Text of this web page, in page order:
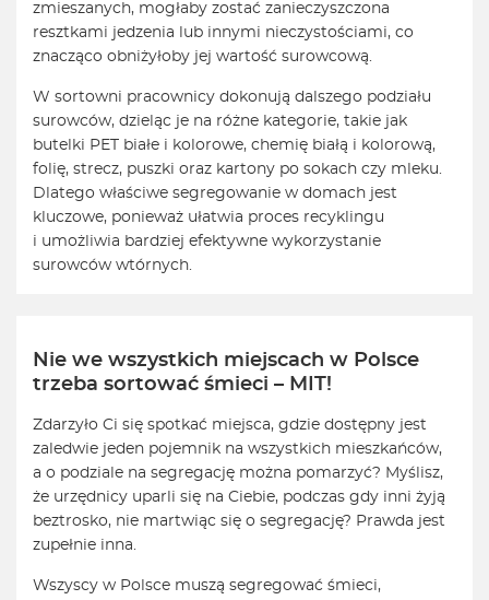
zmieszanych, mogłaby zostać zanieczyszczona
resztkami jedzenia lub innymi nieczystościami, co
znacząco obniżyłoby jej wartość surowcową.
W sortowni pracownicy dokonują dalszego podziału
surowców, dzieląc je na różne kategorie, takie jak
butelki PET białe i kolorowe, chemię białą i kolorową,
folię, strecz, puszki oraz kartony po sokach czy mleku.
Dlatego właściwe segregowanie w domach jest
kluczowe, ponieważ ułatwia proces recyklingu
i umożliwia bardziej efektywne wykorzystanie
surowców wtórnych.
Nie we wszystkich miejscach w Polsce
trzeba sortować śmieci – MIT!
Zdarzyło Ci się spotkać miejsca, gdzie dostępny jest
zaledwie jeden pojemnik na wszystkich mieszkańców,
a o podziale na segregację można pomarzyć? Myślisz,
że urzędnicy uparli się na Ciebie, podczas gdy inni żyją
beztrosko, nie martwiąc się o segregację? Prawda jest
zupełnie inna.
Wszyscy w Polsce muszą segregować śmieci,